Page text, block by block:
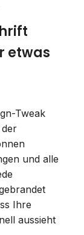
etwas
Tweak
und alle
Ihre
aussieht